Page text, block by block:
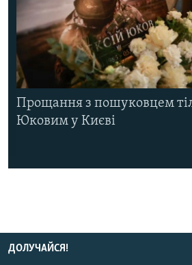
Прощання з пошуковцем
Юковим у Києві
ДОЛУЧАЙСЯ!